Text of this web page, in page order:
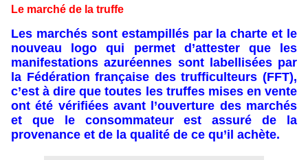
Le marché de la truffe
Les marchés sont estampillés par la charte et le
nouveau logo qui permet d’attester que les
manifestations azuréennes sont labellisées par
la Fédération française des trufficulteurs (FFT),
c’est à dire que toutes les truffes mises en vente
ont été vérifiées avant l’ouverture des marchés
et que le consommateur est assuré de la
provenance et de la qualité de ce qu’il achète.